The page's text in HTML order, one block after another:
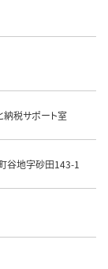
納税サポート室
谷地字砂田143-1